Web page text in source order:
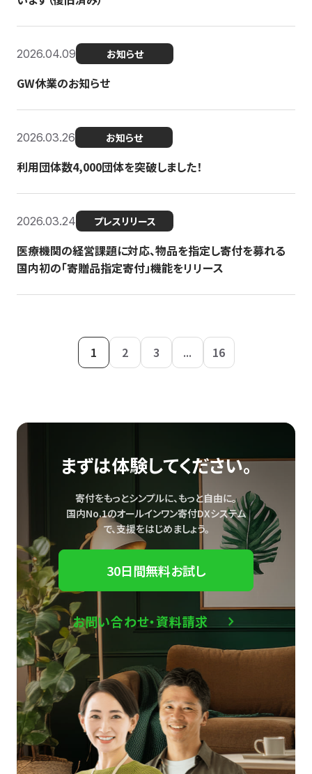
2026.04.09 お知らせ
GW休業のお知らせ
2026.03.26 お知らせ
利用団体数4,000団体を突破しました！
2026.03.24 プレスリリース
医療機関の経営課題に対応、物品を指定し寄付を募れる
国内初の「寄贈品指定寄付」機能をリリース
1 2 3 ... 16
まずは体験してください。
寄付をもっとシンプルに、もっと自由に。
国内No.1のオールインワン寄付DXシステム
で、支援をはじめましょう。
30日間無料お試し
お問い合わせ・資料請求